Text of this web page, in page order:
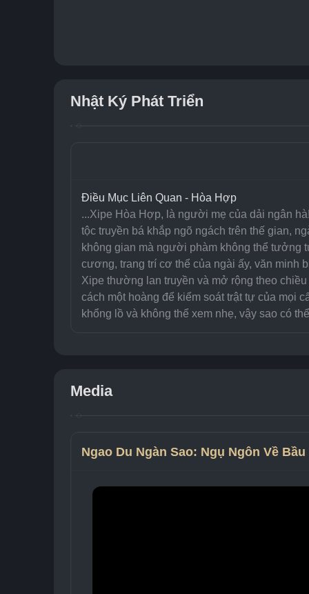
Nhật Ký Phát Triển
Điều Mục Liên Quan - Hòa Hợp
...Xipe Hòa Hợp, là người mẹ của dải ngân
tộc truyền bá khắp ngõ ngách trên thế gian,
không gian mà người phàm không thể
cương, trang trí cơ thể của ngài ấy, văn minh
Xipe thường lan truyền và mở rộng theo
cách một hoàng để kiểm soát trật tự của mọi
khổng lồ và không thể xem nhẹ, vậy sao có
Media
Ngao Du Ngàn Sao: Ngụ Ngôn Về